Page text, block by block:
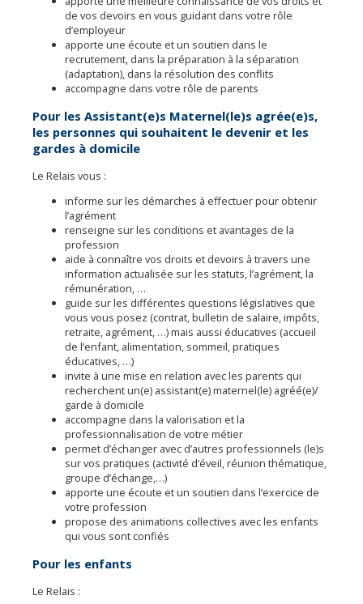
de vos devoirs en vous guidant dans votre rôle
d’employeur
apporte une écoute et un soutien dans le
recrutement, dans la préparation à la séparation
(adaptation), dans la résolution des conflits
accompagne dans votre rôle de parents
Pour les Assistant(e)s Maternel(le)s agrée(e)s,
les personnes qui souhaitent le devenir et les
gardes à domicile
Le Relais vous :
informe sur les démarches à effectuer pour obtenir
l’agrément
renseigne sur les conditions et avantages de la
profession
aide à connaître vos droits et devoirs à travers une
information actualisée sur les statuts, l’agrément, la
rémunération, …
guide sur les différentes questions législatives que
vous vous posez (contrat, bulletin de salaire, impôts,
retraite, agrément, …) mais aussi éducatives (accueil
de l’enfant, alimentation, sommeil, pratiques
éducatives, …)
invite à une mise en relation avec les parents qui
recherchent un(e) assistant(e) maternel(le) agréé(e)/
garde à domicile
accompagne dans la valorisation et la
professionnalisation de votre métier
permet d’échanger avec d’autres professionnels (le)s
sur vos pratiques (activité d’éveil, réunion thématique,
groupe d’échange,…)
apporte une écoute et un soutien dans l’exercice de
votre profession
propose des animations collectives avec les enfants
qui vous sont confiés
Pour les enfants
Le Relais :